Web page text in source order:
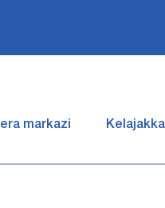
markazi